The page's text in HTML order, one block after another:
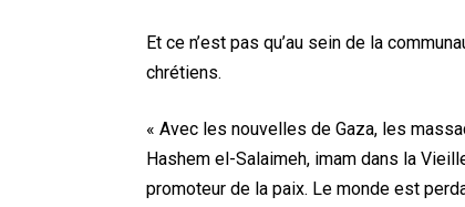
Et ce n’est pas qu’au sein de la
chrétiens.
« Avec les nouvelles de Gaza, les
Hashem el-Salaimeh, imam dans la
promoteur de la paix. Le monde est